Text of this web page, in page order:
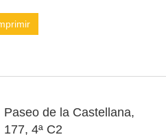
Paseo de la Castellana,
177, 4ª C2